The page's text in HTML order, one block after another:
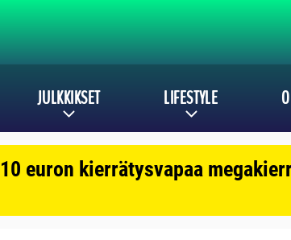
JULKKIKSET LIFESTYLE
euron kierrätysvapaa